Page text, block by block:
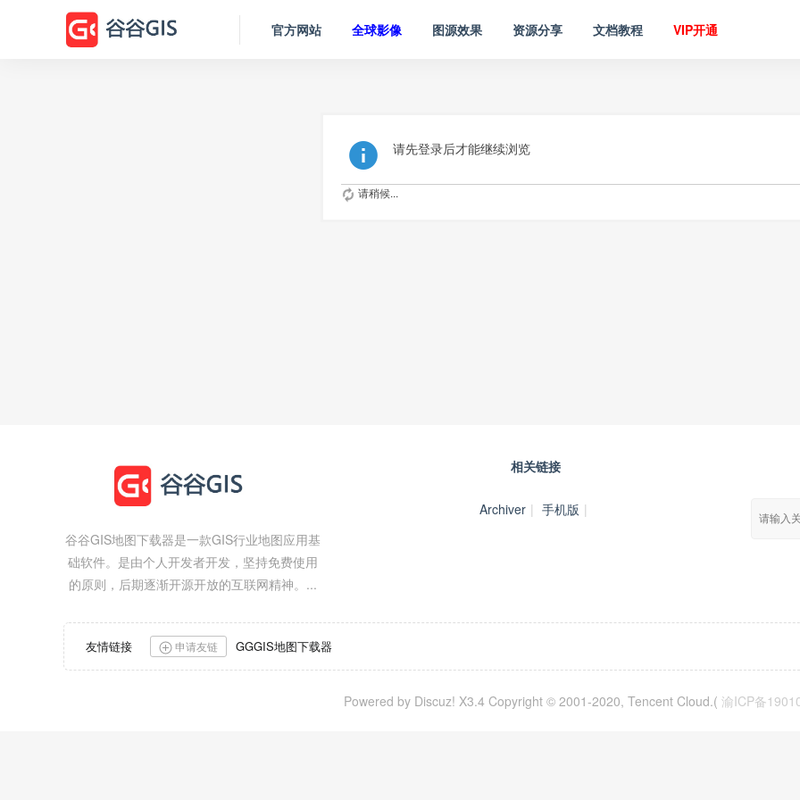
官方网站 全球影像 图源效果 资源分享 文档教程 VIP开通
请先登录后才能继续浏览
请稍候...
谷谷GIS地图下载器是一款GIS行业地图应用基
础软件。是由个人开发者开发，坚持免费使用
的原则，后期逐渐开源开放的互联网精神。...
相关链接
Archiver | 手机版 |
友情链接 申请友链 GGGIS地图下载器
Powered by Discuz! X3.4 Copyright © 2001-2020, Tencent Cloud.( 渝ICP备